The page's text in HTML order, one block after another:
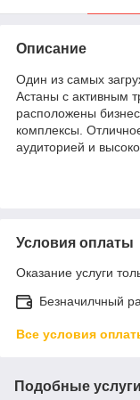
Описание
Один из самых
Астаны с активным
расположены
комплексы.
аудиторией и
Условия оплаты
Оказание услуги
Безначилчный
Все условия
Подобные